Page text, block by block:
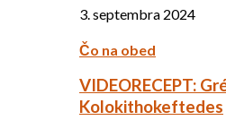
3. septembra 2024
Čo na obed
VIDEORECEPT:
Kolokithokeftedes